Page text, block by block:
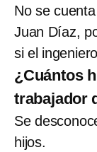
No se
Juan Díaz,
si el
¿Cuántos
trabajador
Se
hijos.